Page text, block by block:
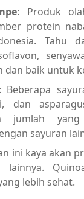
: Produk
protein
Tahu
dan baik untuk
: Beberapa
dan
jumlah
sayuran
ini kaya akan
lainnya.
lebih sehat.